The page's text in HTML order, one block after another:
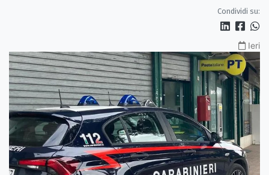
Condividi su:
Ieri